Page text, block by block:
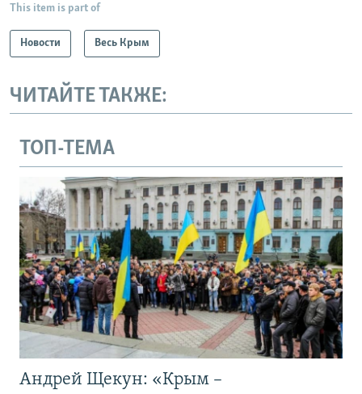
This item is part of
Новости Весь Крым
ЧИТАЙТЕ ТАКЖЕ:
ТОП-ТЕМА
Андрей Щекун: «Крым –